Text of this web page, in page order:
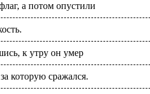
а потом опустили
к утру он умер
которую сражался.